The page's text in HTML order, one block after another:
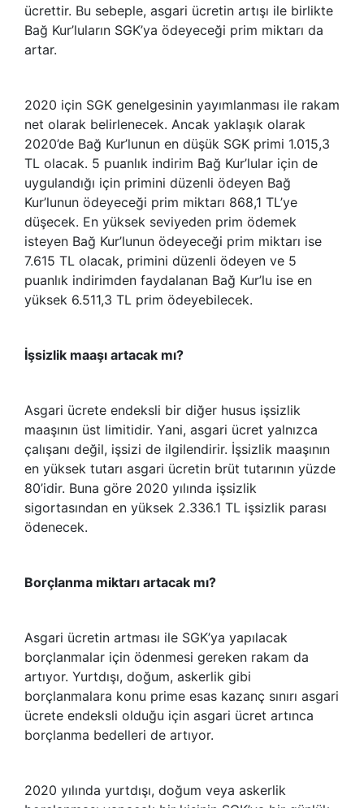
ücrettir. Bu sebeple, asgari ücretin artışı ile birlikte
Bağ Kur’luların SGK’ya ödeyeceği prim miktarı da
artar.
2020 için SGK genelgesinin yayımlanması ile rakam
net olarak belirlenecek. Ancak yaklaşık olarak
2020’de Bağ Kur’lunun en düşük SGK primi 1.015,3
TL olacak. 5 puanlık indirim Bağ Kur’lular için de
uygulandığı için primini düzenli ödeyen Bağ
Kur’lunun ödeyeceği prim miktarı 868,1 TL’ye
düşecek. En yüksek seviyeden prim ödemek
isteyen Bağ Kur’lunun ödeyeceği prim miktarı ise
7.615 TL olacak, primini düzenli ödeyen ve 5
puanlık indirimden faydalanan Bağ Kur’lu ise en
yüksek 6.511,3 TL prim ödeyebilecek.
İşsizlik maaşı artacak mı?
Asgari ücrete endeksli bir diğer husus işsizlik
maaşının üst limitidir. Yani, asgari ücret yalnızca
çalışanı değil, işsizi de ilgilendirir. İşsizlik maaşının
en yüksek tutarı asgari ücretin brüt tutarının yüzde
80’idir. Buna göre 2020 yılında işsizlik
sigortasından en yüksek 2.336.1 TL işsizlik parası
ödenecek.
Borçlanma miktarı artacak mı?
Asgari ücretin artması ile SGK’ya yapılacak
borçlanmalar için ödenmesi gereken rakam da
artıyor. Yurtdışı, doğum, askerlik gibi
borçlanmalara konu prime esas kazanç sınırı asgari
ücrete endeksli olduğu için asgari ücret artınca
borçlanma bedelleri de artıyor.
2020 yılında yurtdışı, doğum veya askerlik